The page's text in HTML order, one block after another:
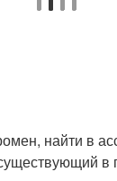
найти в
в